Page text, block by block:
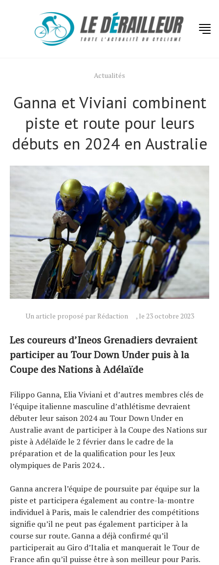
Actualités
Ganna et Viviani combinent
piste et route pour leurs
débuts en 2024 en Australie
Un article proposé par Rédaction , le 23 octobre 2023
Les coureurs d’Ineos Grenadiers devraient
participer au Tour Down Under puis à la
Coupe des Nations à Adélaïde
Filippo Ganna, Elia Viviani et d’autres membres clés de
l’équipe italienne masculine d’athlétisme devraient
débuter leur saison 2024 au Tour Down Under en
Australie avant de participer à la Coupe des Nations sur
piste à Adélaïde le 2 février dans le cadre de la
préparation et de la qualification pour les Jeux
olympiques de Paris 2024. .
Ganna ancrera l’équipe de poursuite par équipe sur la
piste et participera également au contre-la-montre
individuel à Paris, mais le calendrier des compétitions
signifie qu’il ne peut pas également participer à la
course sur route. Ganna a déjà confirmé qu’il
participerait au Giro d’Italia et manquerait le Tour de
France afin qu’il puisse être à son meilleur pour Paris.
Technologies
Tests de produits
Conseils
Tendances
Tous nos articles
À propos